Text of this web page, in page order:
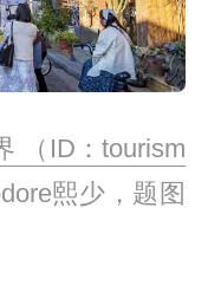
（ID：tourism
熙少，题图